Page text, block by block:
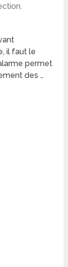
,
il faut le
permet
des …